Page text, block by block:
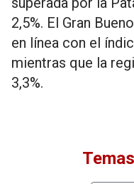
2,5%. El Gran
en línea con el
mientras que la
3,3%.